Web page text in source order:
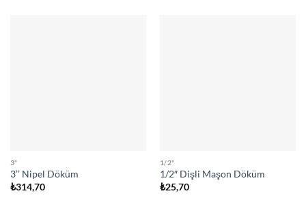
3"
3’’ Nipel Döküm
₺314,70
1/2"
1/2″ Dişli Maşon Döküm
₺25,70